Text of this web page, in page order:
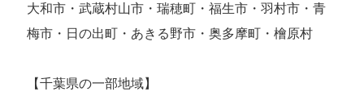
大和市・武蔵村山市・瑞穂町・福生市・羽村市・青
梅市・日の出町・あきる野市・奥多摩町・檜原村
【千葉県の一部地域】